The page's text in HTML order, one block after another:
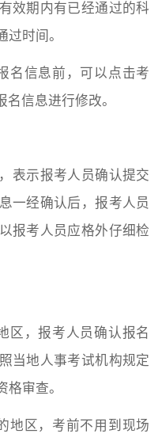
效期内有已经通过的科
时间。
名信息前，可以点击考
信息进行修改。
表示报考人员确认提交
一经确认后，报考人员
报考人员应格外仔细检
区，报考人员确认报名
当地人事考试机构规定
审查。
地区，考前不用到现场